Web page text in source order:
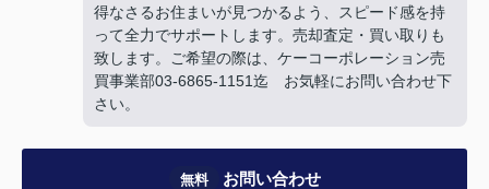
得なさるお住まいが見つかるよう、スピード感を持
って全力でサポートします。売却査定・買い取りも
致します。ご希望の際は、ケーコーポレーション売
買事業部03-6865-1151迄 お気軽にお問い合わせ下
さい。
無料 お問い合わせ